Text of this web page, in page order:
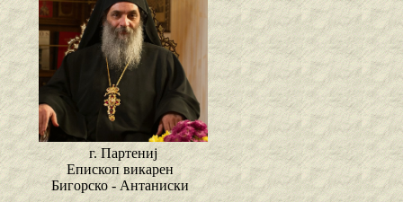
г. Партениј
Епископ викарен
Бигорско - Антаниски